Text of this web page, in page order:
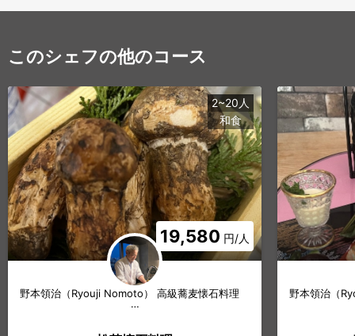
このシェフの他のコース
19,580 円/人
2~20人
和食
野本領治（Ryouji Nomoto） 高級蕎麦懐石料理
…
野本領治（